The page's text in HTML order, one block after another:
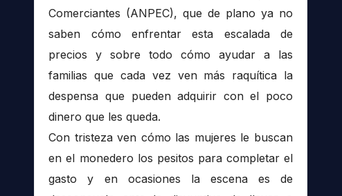
Comerciantes (ANPEC), que de plano ya no
saben cómo enfrentar esta escalada de
precios y sobre todo cómo ayudar a las
familias que cada vez ven más raquítica la
despensa que pueden adquirir con el poco
dinero que les queda.
Con tristeza ven cómo las mujeres le buscan
en el monedero los pesitos para completar el
gasto y en ocasiones la escena es de